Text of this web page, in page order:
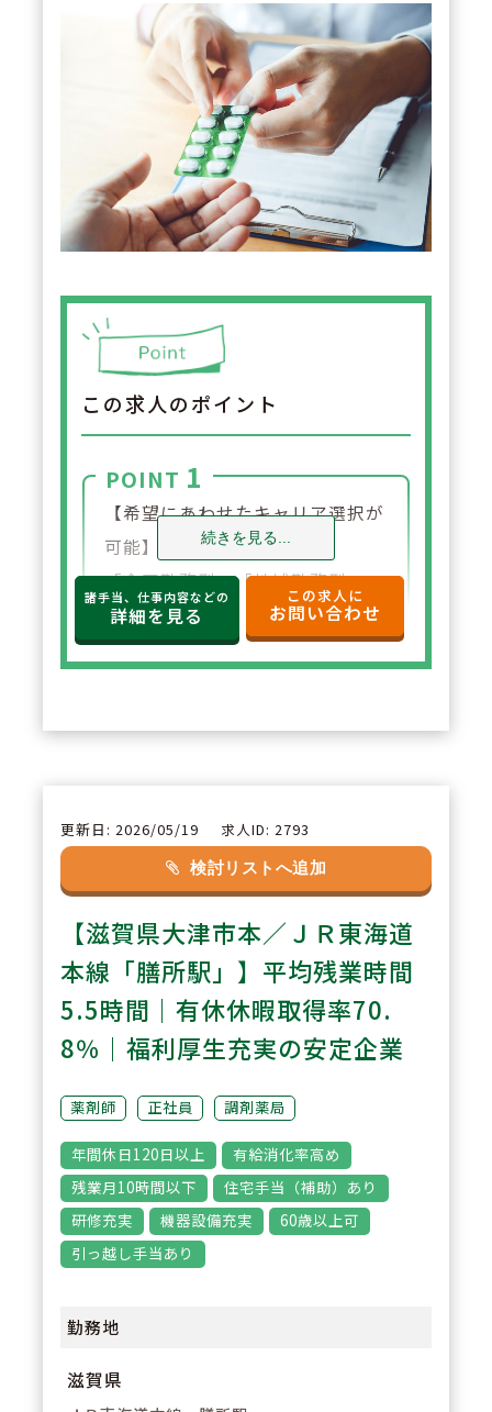
この求人のポイント
POINT 1
【希望にあわせたキャリア選択が
可能】
「全国勤務型」「地域勤務型」
「自宅通勤型」の3パターンから
コース選択が可能。全国勤務・地
支給あり。
POINT2
【ワークライフバランスを目指せ
る環境】
年間休日120日以上、有給休暇の
取得日数平均は12.9日。また残業
についても全社平均5.5時間／月
とオンオフのメリハリのつけやす
POINT3
【多様な研修制度】
薬剤師としての認定・専門資格取
師、糖尿病薬物療法准認定薬剤師
続きを見る...
諸手当、仕事内容などの
詳細を見る
この求人に
お問い合わせ
更新日: 2026/05/19 求人ID: 2793
検討リストへ追加
【滋賀県大津市本／ＪＲ東海道
本線「膳所駅」】平均残業時間
5.5時間｜有休休暇取得率70.
8％｜福利厚生充実の安定企業
薬剤師 正社員 調剤薬局
年間休日120日以上
有給消化率高め
残業月10時間以下
住宅手当（補助）あり
研修充実
機器設備充実
60歳以上可
引っ越し手当あり
勤務地
滋賀県